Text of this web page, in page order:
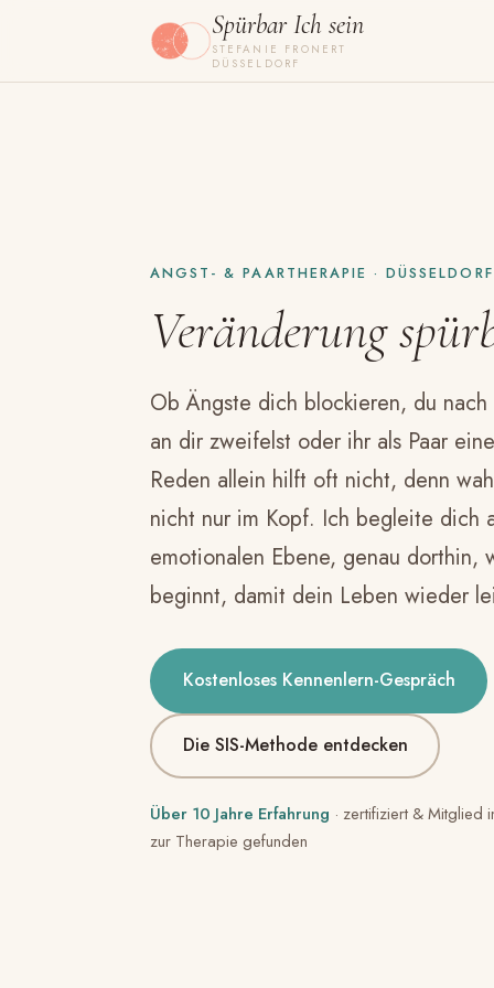
Spürbar Ich sein
STEFANIE FRONERT
DÜSSELDORF
ANGST- & PAARTHERAPIE ·
Veränderung
Ob Ängste dich blockieren, du
an dir zweifelst oder ihr als Paar
Reden allein hilft oft nicht, denn
nicht nur im Kopf. Ich begleite dich
emotionalen Ebene, genau dorthin,
beginnt, damit dein Leben wieder
Kostenloses Kennenlern-Gespräch
Die SIS-Methode entdecken
Über 10 Jahre Erfahrung · zertifiziert & Mitglied
zur Therapie gefunden